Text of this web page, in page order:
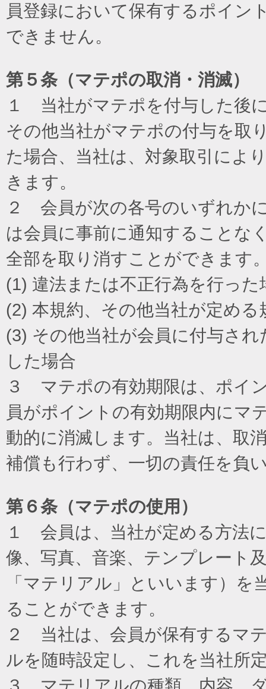
員登録において保有するポイン
できません。
第５条（マテポの取消・消滅）
１ 当社がマテポを付与した後
その他当社がマテポの付与を取
た場合、当社は、対象取引によ
きます。
２ 会員が次の各号のいずれか
は会員に事前に通知することな
全部を取り消すことができます
(1) 違法または不正行為を行った
(2) 本規約、その他当社が定め
(3) その他当社が会員に付与さ
した場合
３ マテポの有効期限は、ポイ
員がポイントの有効期限内にマ
動的に消滅します。当社は、取
補償も行わず、一切の責任を負
第６条（マテポの使用）
１ 会員は、当社が定める方法
像、写真、音楽、テンプレート
「マテリアル」といいます）
ることができます。
２ 当社は、会員が保有するマ
ルを随時設定し、これを当社所